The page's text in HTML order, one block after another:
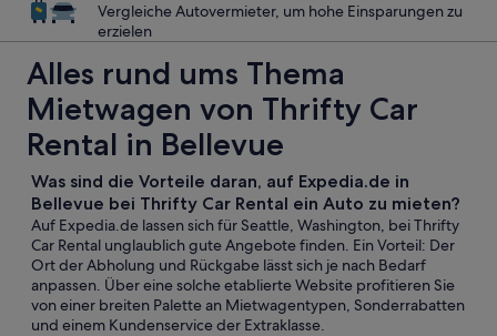
Vergleiche Autovermieter, um hohe Einsparungen zu
erzielen
Alles rund ums Thema
Mietwagen von Thrifty Car
Rental in Bellevue
Was sind die Vorteile daran, auf Expedia.de in
Bellevue bei Thrifty Car Rental ein Auto zu mieten?
Auf Expedia.de lassen sich für Seattle, Washington, bei Thrifty
Car Rental unglaublich gute Angebote finden. Ein Vorteil: Der
Ort der Abholung und Rückgabe lässt sich je nach Bedarf
anpassen. Über eine solche etablierte Website profitieren Sie
von einer breiten Palette an Mietwagentypen, Sonderrabatten
und einem Kundenservice der Extraklasse.